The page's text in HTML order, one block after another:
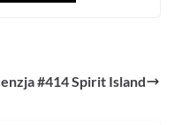
#414 Spirit Island